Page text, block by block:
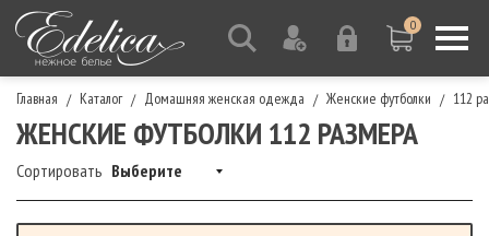
0
Главная / Каталог / Домашняя женская одежда / Женские футболки / 112
ЖЕНСКИЕ ФУТБОЛКИ 112 РАЗМЕРА
Сортировать Выберите